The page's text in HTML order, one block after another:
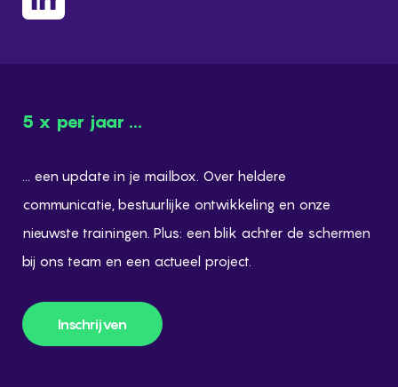
5 x per jaar ...
... een update in je mailbox. Over heldere
communicatie, bestuurlijke ontwikkeling en onze
nieuwste trainingen. Plus: een blik achter de schermen
bij ons team en een actueel project.
Inschrijven